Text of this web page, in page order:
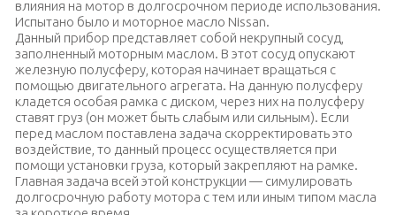
влияния на мотор в долгосрочном периоде использования.
Испытано было и моторное масло Nissan.
Данный прибор представляет собой некрупный сосуд,
заполненный моторным маслом. В этот сосуд опускают
железную полусферу, которая начинает вращаться с
помощью двигательного агрегата. На данную полусферу
кладется особая рамка с диском, через них на полусферу
ставят груз (он может быть слабым или сильным). Если
перед маслом поставлена задача скорректировать это
воздействие, то данный процесс осуществляется при
помощи установки груза, который закрепляют на рамке.
Главная задача всей этой конструкции — симулировать
долгосрочную работу мотора с тем или иным типом масла